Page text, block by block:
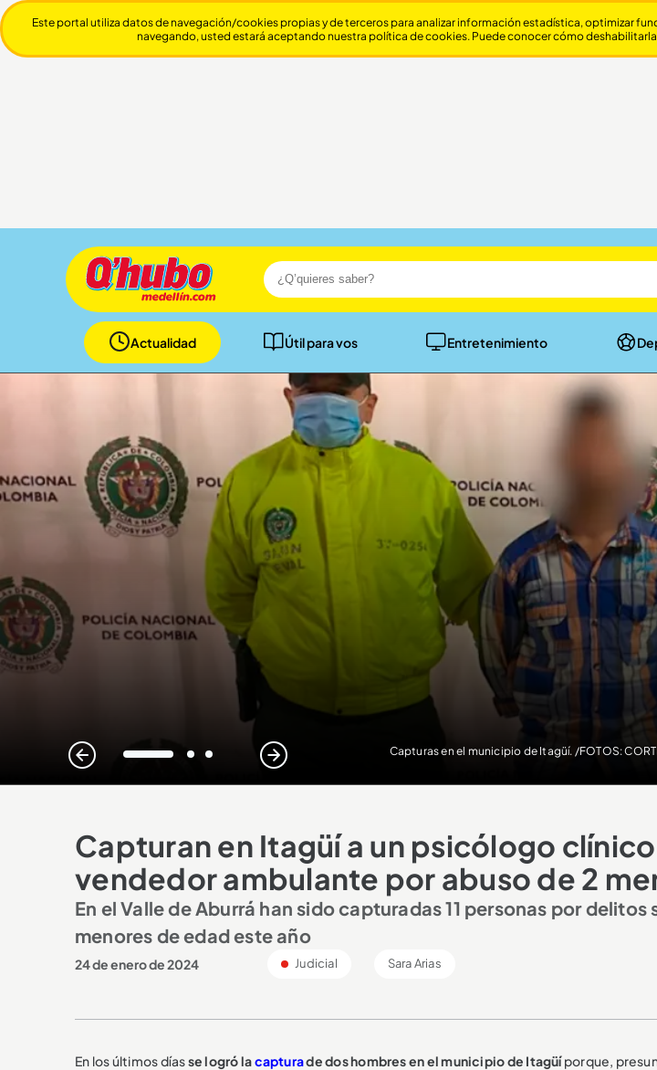
Actualidad Útil para vos Entretenimiento
Capturas en el municipio de Itagüí. /FOTOS:
1 2 3
Capturan en Itagüí a un psicólogo clínico
vendedor ambulante por abuso de 2
En el Valle de Aburrá han sido capturadas 11 personas por delitos
menores de edad este año
24 de enero de 2024 Judicial Sara Arias
En los últimos díasse logró lacapturade dos hombres en el municipio de Itagüíporque,
Este portal utiliza datos de navegación/cookies propias y de terceros para analizar información estadística, optimizar
navegando, usted estará aceptando nuestra política de cookies. Puede conocer cómo